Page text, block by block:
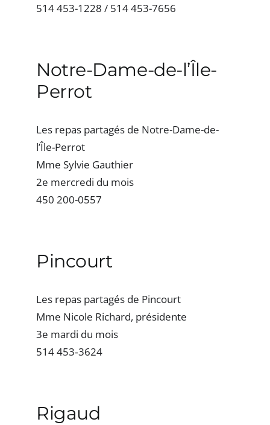
514 453-1228 / 514 453-7656
Notre-Dame-de-l’Île-
Perrot
Les repas partagés de Notre-Dame-de-
l’Île-Perrot
Mme Sylvie Gauthier
2e mercredi du mois
450 200-0557
Pincourt
Les repas partagés de Pincourt
Mme Nicole Richard, présidente
3e mardi du mois
514 453‐3624
Rigaud